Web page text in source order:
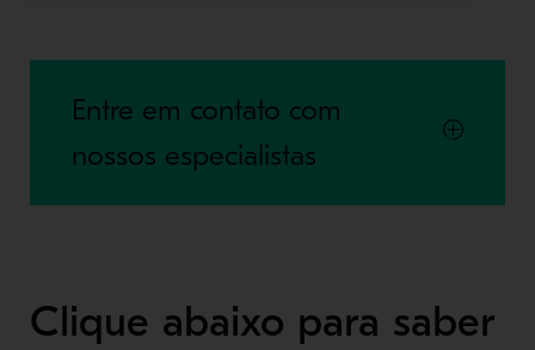
Entre em contato com
nossos especialistas
Clique abaixo para saber